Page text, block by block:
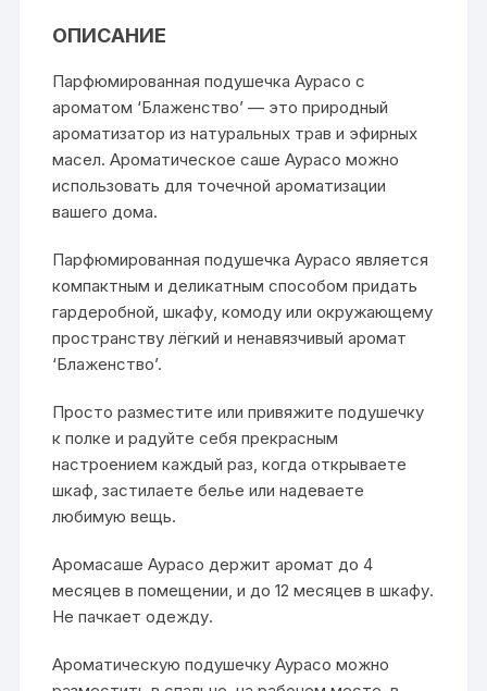
ОПИСАНИЕ
Парфюмированная подушечка Аурасо с
ароматом ‘Блаженство’ — это природный
ароматизатор из натуральных трав и эфирных
масел. Ароматическое саше Аурасо можно
использовать для точечной ароматизации
вашего дома.
Парфюмированная подушечка Аурасо является
компактным и деликатным способом придать
гардеробной, шкафу, комоду или окружающему
пространству лёгкий и ненавязчивый аромат
‘Блаженство’.
Просто разместите или привяжите подушечку
к полке и радуйте себя прекрасным
настроением каждый раз, когда открываете
шкаф, застилаете белье или надеваете
любимую вещь.
Аромасаше Аурасо держит аромат до 4
месяцев в помещении, и до 12 месяцев в шкафу.
Не пачкает одежду.
Ароматическую подушечку Аурасо можно